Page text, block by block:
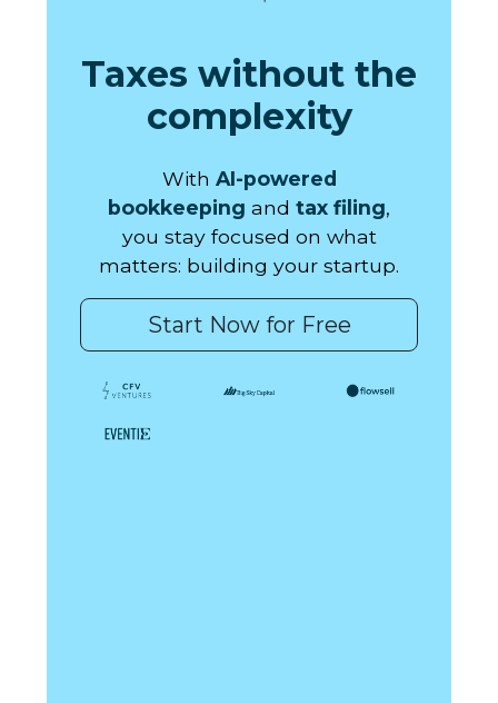
Taxes without the
complexity
With AI-powered
bookkeeping and tax filing,
you stay focused on what
matters: building your startup.
Start Now for Free